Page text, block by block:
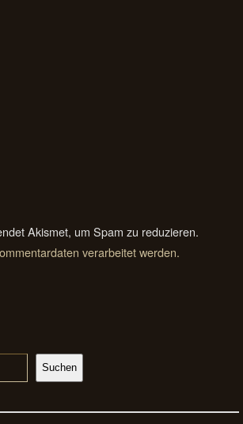
Akismet, um Spam zu reduzieren.
verarbeitet werden.
Suchen